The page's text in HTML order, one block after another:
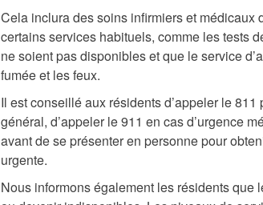
Cela inclura des soins infirmiers et médicaux
certains services habituels, comme les tests
ne soient pas disponibles et que le service
fumée et les feux.
Il est conseillé aux résidents d’appeler le
général, d’appeler le 911 en cas d’urgence
avant de se présenter en personne pour
urgente.
Nous informons également les résidents que